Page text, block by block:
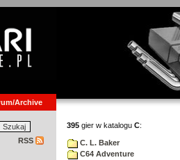
Archive
RSS
395 gier w katalogu C:
C. L. Baker
C64 Adventure